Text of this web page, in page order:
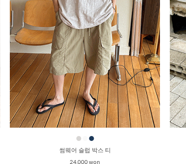
● ●
썸웨어 슬럽 박스 티
24,000 won